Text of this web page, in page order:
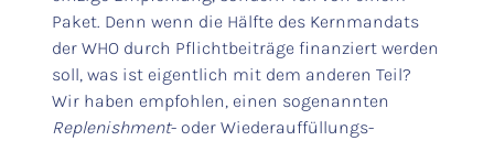
Paket. Denn wenn die Hälfte des Kernmandats
der WHO durch Pflichtbeiträge finanziert werden
soll, was ist eigentlich mit dem anderen Teil?
Wir haben empfohlen, einen sogenannten
Replenishment- oder Wiederauffüllungs-